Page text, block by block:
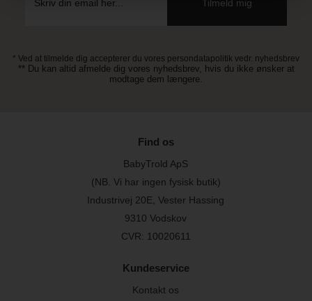
* Ved at tilmelde dig accepterer du vores persondatapolitik vedr. nyhedsbrev
** Du kan altid afmelde dig vores nyhedsbrev, hvis du ikke ønsker at
modtage dem længere.
Find os
BabyTrold ApS
(NB. Vi har ingen fysisk butik)
Industrivej 20E, Vester Hassing
9310 Vodskov
CVR: 10020611
Kundeservice
Kontakt os